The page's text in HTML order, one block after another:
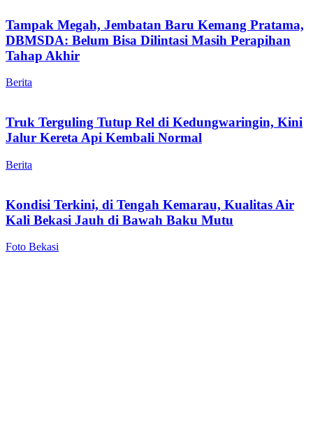
Tampak Megah, Jembatan Baru Kemang Pratama,
DBMSDA: Belum Bisa Dilintasi Masih Perapihan
Tahap Akhir
Berita
Truk Terguling Tutup Rel di Kedungwaringin, Kini
Jalur Kereta Api Kembali Normal
Berita
Kondisi Terkini, di Tengah Kemarau, Kualitas Air
Kali Bekasi Jauh di Bawah Baku Mutu
Foto Bekasi